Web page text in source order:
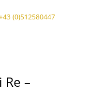
(0)512580447
–